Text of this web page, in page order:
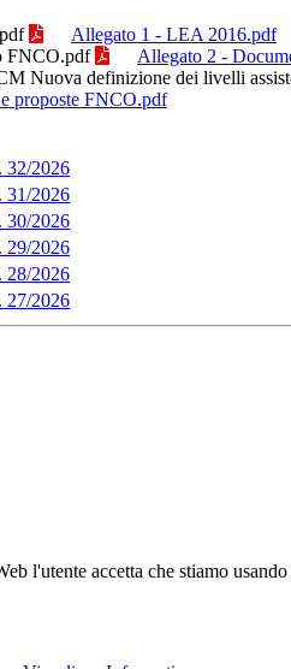
Allegato 1 - LEA 2016.pdf
FNCO.pdf
Allegato 2 -
Nuova definizione dei livelli
proposte FNCO.pdf
32/2026
31/2026
30/2026
29/2026
28/2026
27/2026
l'utente accetta che stiamo